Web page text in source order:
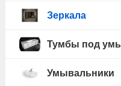
Зеркала
Тумбы под
Умывальники